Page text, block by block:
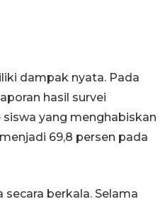
dampak nyata. Pada
hasil survei
yang menghabiskan
69,8 persen pada
berkala. Selama